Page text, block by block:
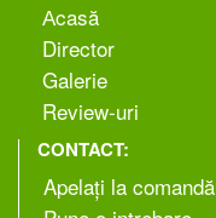
Аcasă
Director
Galerie
Review-uri
CONTACT:
Apelați la comandă